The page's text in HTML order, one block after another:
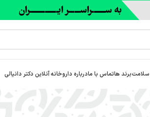
سلامتبرند هاتماس با مادرباره‌ داروخانه آنلاین دکتر دانیالی